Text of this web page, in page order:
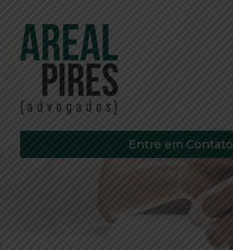
Entre em Contato